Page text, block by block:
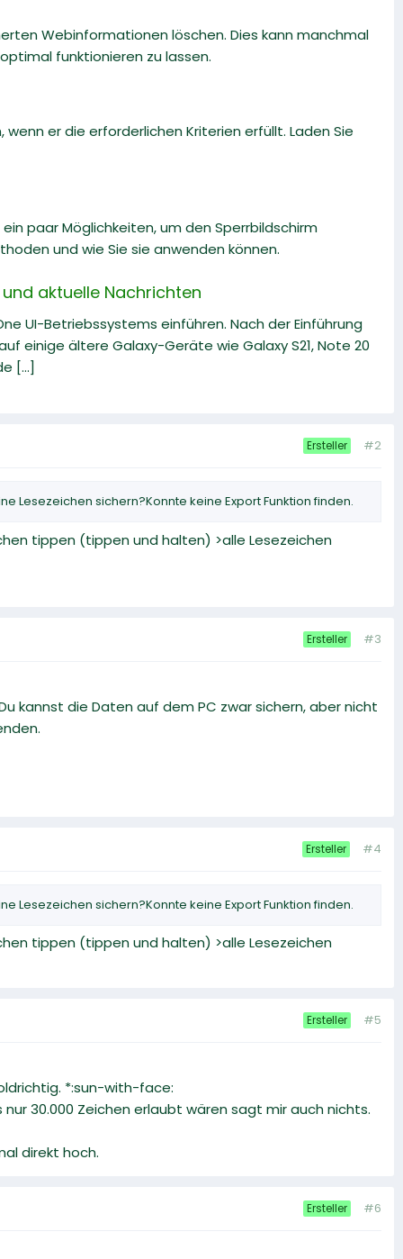
Webinformationen löschen. Dies kann manchmal
funktionieren zu lassen.
er die erforderlichen Kriterien erfüllt. Laden Sie
paar Möglichkeiten, um den Sperrbildschirm
und wie Sie sie anwenden können.
aktuelle Nachrichten
UI-Betriebssystems einführen. Nach der Einführung
einige ältere Galaxy-Geräte wie Galaxy S21, Note 20
[...]
Ersteller #2
Lesezeichen sichern?Konnte keine Export Funktion finden.
tippen (tippen und halten) >alle Lesezeichen
Ersteller #3
kannst die Daten auf dem PC zwar sichern, aber nicht
Ersteller #4
Lesezeichen sichern?Konnte keine Export Funktion finden.
tippen (tippen und halten) >alle Lesezeichen
Ersteller #5
*:sun-with-face:
30.000 Zeichen erlaubt wären sagt mir auch nichts.
direkt hoch.
Ersteller #6